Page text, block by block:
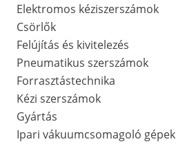
Elektromos kéziszerszámok
Csörlők
Felújítás és kivitelezés
Pneumatikus szerszámok
Forrasztástechnika
Kézi szerszámok
Gyártás
Ipari vákuumcsomagoló gépek